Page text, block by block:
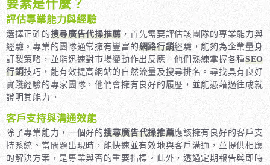
評估專業能力與經驗
選擇正確的搜尋廣告代操推薦 ，首先需要評估該團隊的專業能力與
經驗。專業的團隊通常擁有豐富的網路行銷經驗，能夠為企業量身
訂製策略，並能迅速對市場變動作出反應。他們熟練掌握各種SEO
行銷技巧，能有效提高網站的自然流量及搜尋排名。尋找具有良好
實踐經驗的專家團隊，他們會擁有良好的履歷，並能憑藉過往成就
證明其能力。
客戶支持與溝通效能
除了專業能力，一個好的搜尋廣告代操推薦應該擁有良好的客戶支
持系統。當問題出現時，能快速並有效地與客戶溝通，並提供相應
的解決方案，是專業與否的重要指標。此外，透過定期報告與即時